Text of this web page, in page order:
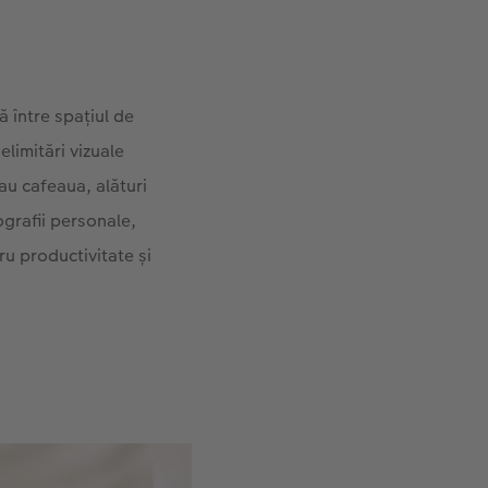
între spațiul de
vizuale
cafeaua, alături
personale,
productivitate și